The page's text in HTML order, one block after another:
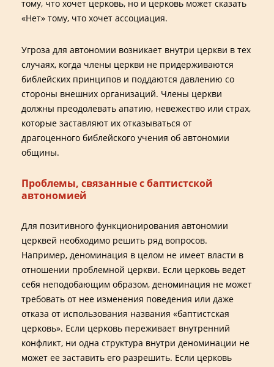
тому, что хочет церковь, но и церковь может сказать
«Нет» тому, что хочет ассоциация.
Угроза для автономии возникает внутри церкви в тех
случаях, когда члены церкви не придерживаются
библейских принципов и поддаются давлению со
стороны внешних организаций. Члены церкви
должны преодолевать апатию, невежество или страх,
которые заставляют их отказываться от
драгоценного библейского учения об автономии
общины.
Проблемы, связанные с баптистской
автономией
Для позитивного функционирования автономии
церквей необходимо решить ряд вопросов.
Например, деноминация в целом не имеет власти в
отношении проблемной церкви. Если церковь ведет
себя неподобающим образом, деноминация не может
требовать от нее изменения поведения или даже
отказа от использования названия «баптистская
церковь». Если церковь переживает внутренний
конфликт, ни одна структура внутри деноминации не
может ее заставить его разрешить. Если церковь